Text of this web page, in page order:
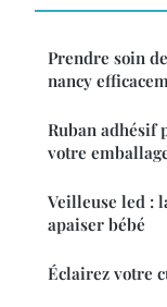
Prendre soin
nancy
Ruban adhésif
votre
Veilleuse led :
apaiser bébé
Éclairez votre